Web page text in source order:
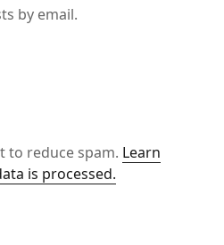
by email.
to reduce spam. Learn
is processed.